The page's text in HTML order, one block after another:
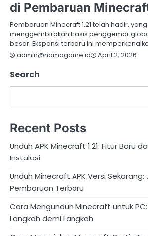
di Pembaruan
Pembaruan Minecraft 1.21 telah hadir,
menggembirakan basis penggemar
besar. Ekspansi terbaru ini
admin@namagame.id
April 2, 2026
Search
Recent Posts
Unduh APK Minecraft 1.21: Fitur Baru
Instalasi
Unduh Minecraft APK Versi Sekarang:
Pembaruan Terbaru
Cara Mengunduh Minecraft untuk
Langkah demi Langkah